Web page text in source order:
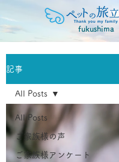
fukushima
記事
All Posts
ご家族様の声
ご家族様アンケート
All Posts